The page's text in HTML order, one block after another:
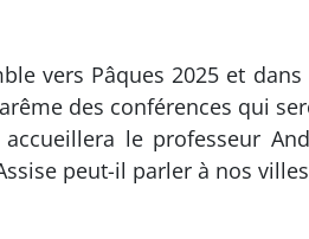
vers Pâques 2025 et
des conférences qui
le professeur
peut-il parler à nos